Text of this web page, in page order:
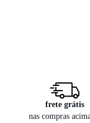
frete grátis
nas compras